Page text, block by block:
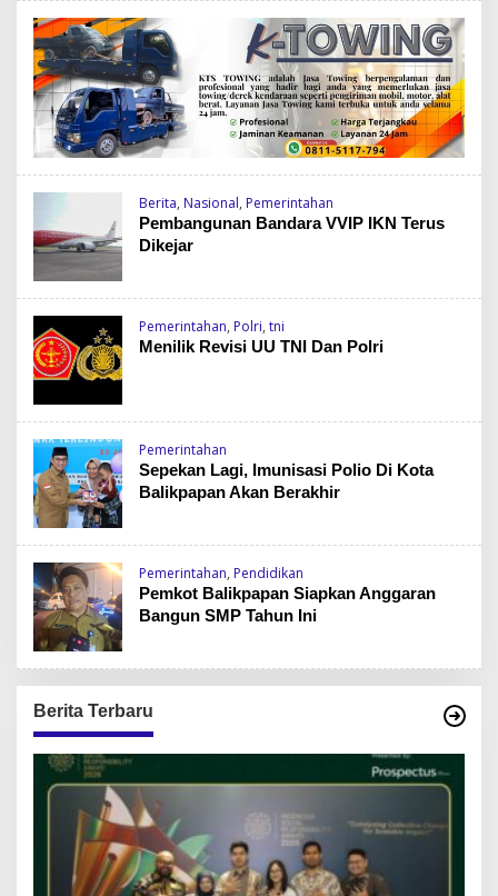
Berita, Nasional, Pemerintahan
Pembangunan Bandara VVIP IKN Terus
Dikejar
Pemerintahan, Polri, tni
Menilik Revisi UU TNI Dan Polri
Pemerintahan
Sepekan Lagi, Imunisasi Polio Di Kota
Balikpapan Akan Berakhir
Pemerintahan, Pendidikan
Pemkot Balikpapan Siapkan Anggaran
Bangun SMP Tahun Ini
Berita Terbaru